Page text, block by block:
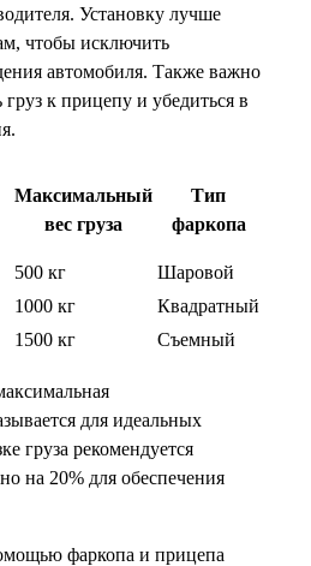
Установку лучше
чтобы исключить
автомобиля. Также важно
к прицепу и убедиться в
Максимальный
вес груза
Тип
фаркопа
500 кг
Шаровой
1000 кг
Квадратный
1500 кг Съемный
для идеальных
груза рекомендуется
на 20% для обеспечения
фаркопа и прицепа